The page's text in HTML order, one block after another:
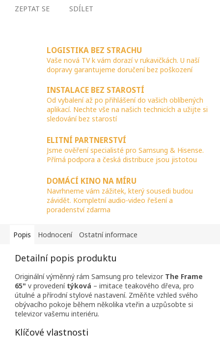
ZEPTAT SE SDÍLET
LOGISTIKA BEZ STRACHU
Vaše nová TV k vám dorazí v rukavičkách. U naší
dopravy garantujeme doručení bez poškození
INSTALACE BEZ STAROSTÍ
Od vybalení až po přihlášení do vašich oblíbených
aplikací. Nechte vše na našich technicích a užijte si
sledování bez starostí
ELITNÍ PARTNERSTVÍ
Jsme ověření specialisté pro Samsung & Hisense.
Přímá podpora a česká distribuce jsou jistotou
DOMÁCÍ KINO NA MÍRU
Navrhneme vám zážitek, který sousedi budou
závidět. Kompletní audio-video řešení a
poradenství zdarma
Popis Hodnocení Ostatní informace
Detailní popis produktu
Originální výměnný rám Samsung pro televizor The Frame
65" v provedení týková – imitace teakového dřeva, pro
útulné a přírodní stylové nastavení. Změňte vzhled svého
obývacího pokoje během několika vteřin a uzpůsobte si
televizor vašemu interiéru.
Klíčové vlastnosti